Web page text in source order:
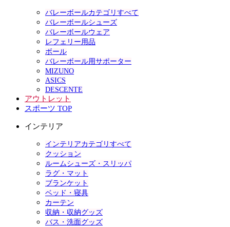
バレーボールカテゴリすべて
バレーボールシューズ
バレーボールウェア
レフェリー用品
ボール
バレーボール用サポーター
MIZUNO
ASICS
DESCENTE
アウトレット
スポーツ TOP
インテリア
インテリアカテゴリすべて
クッション
ルームシューズ・スリッパ
ラグ・マット
ブランケット
ベッド・寝具
カーテン
収納・収納グッズ
バス・洗面グッズ